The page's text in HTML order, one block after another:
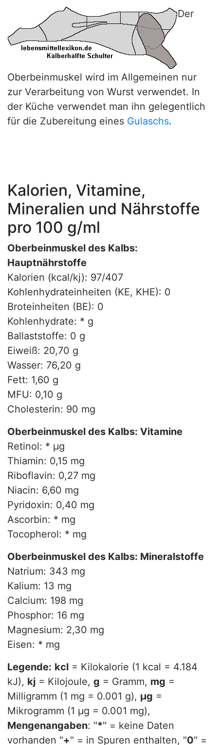
Der
Oberbeinmuskel wird im Allgemeinen nur
zur Verarbeitung von Wurst verwendet. In
der Küche verwendet man ihn gelegentlich
für die Zubereitung eines Gulaschs.
Kalorien, Vitamine,
Mineralien und Nährstoffe
pro 100 g/ml
Oberbeinmuskel des Kalbs:
Hauptnährstoffe
Kalorien (kcal/kj): 97/407
Kohlenhydrateinheiten (KE, KHE): 0
Broteinheiten (BE): 0
Kohlenhydrate: * g
Ballaststoffe: 0 g
Eiweiß: 20,70 g
Wasser: 76,20 g
Fett: 1,60 g
MFU: 0,10 g
Cholesterin: 90 mg
Oberbeinmuskel des Kalbs: Vitamine
Retinol: * µg
Thiamin: 0,15 mg
Riboflavin: 0,27 mg
Niacin: 6,60 mg
Pyridoxin: 0,40 mg
Ascorbin: * mg
Tocopherol: * mg
Oberbeinmuskel des Kalbs: Mineralstoffe
Natrium: 343 mg
Kalium: 13 mg
Calcium: 198 mg
Phosphor: 16 mg
Magnesium: 2,30 mg
Eisen: * mg
Legende: kcl = Kilokalorie (1 kcal = 4.184
kJ), kj = Kilojoule, g = Gramm, mg =
Milligramm (1 mg = 0.001 g), µg =
Mikrogramm (1 µg = 0.001 mg),
Mengenangaben: "*" = keine Daten
vorhanden "+" = in Spuren enthalten, "0" =